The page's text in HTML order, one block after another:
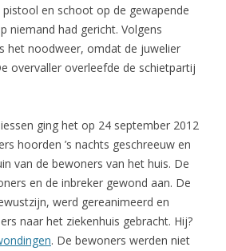
en schoot op de gewapende
niemand had gericht. Volgens
het noodweer, omdat de juwelier
overvaller overleefde de schietpartij
ging het op 24 september 2012
hoorden ’s nachts geschreeuw en
van de bewoners van het huis. De
en de inbreker gewond aan. De
werd gereanimeerd en
naar het ziekenhuis gebracht. Hij?
. De bewoners werden niet